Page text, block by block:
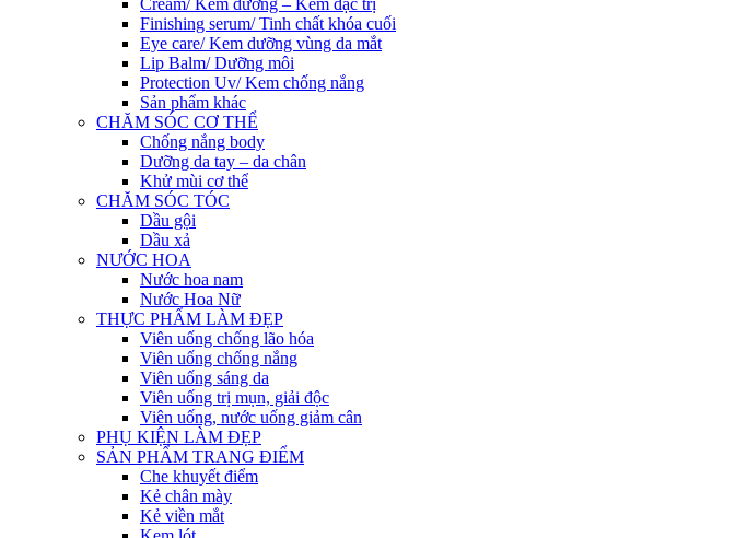
Cream/ Kem dưỡng – Kem đặc trị
Finishing serum/ Tinh chất khóa cuối
Eye care/ Kem dưỡng vùng da mắt
Lip Balm/ Dưỡng môi
Protection Uv/ Kem chống nắng
Sản phẩm khác
CHĂM SÓC CƠ THỂ
Chống nắng body
Dưỡng da tay – da chân
Khử mùi cơ thể
CHĂM SÓC TÓC
Dầu gội
Dầu xả
NƯỚC HOA
Nước hoa nam
Nước Hoa Nữ
THỰC PHẨM LÀM ĐẸP
Viên uống chống lão hóa
Viên uống chống nắng
Viên uống sáng da
Viên uống trị mụn, giải độc
Viên uống, nước uống giảm cân
PHỤ KIỆN LÀM ĐẸP
SẢN PHẨM TRANG ĐIỂM
Che khuyết điểm
Kẻ chân mày
Kẻ viền mắt